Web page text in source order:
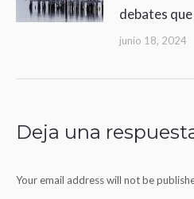
debates
junio 18, 2024
Deja una
Your email address will not be